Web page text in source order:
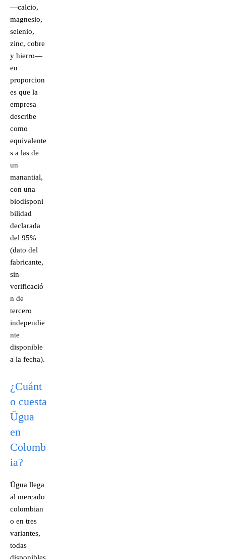
—calcio,
magnesio,
selenio,
zinc, cobre
y hierro—
en
proporcion
es que la
empresa
describe
como
equivalente
s a las de
un
manantial,
con una
biodisponi
bilidad
declarada
del 95%
(dato del
fabricante,
sin
verificació
n de
tercero
independie
nte
disponible
a la fecha).
¿Cuánt
o cuesta
Ügua
en
Colomb
ia?
Ügua llega
al mercado
colombian
o en tres
variantes,
todas